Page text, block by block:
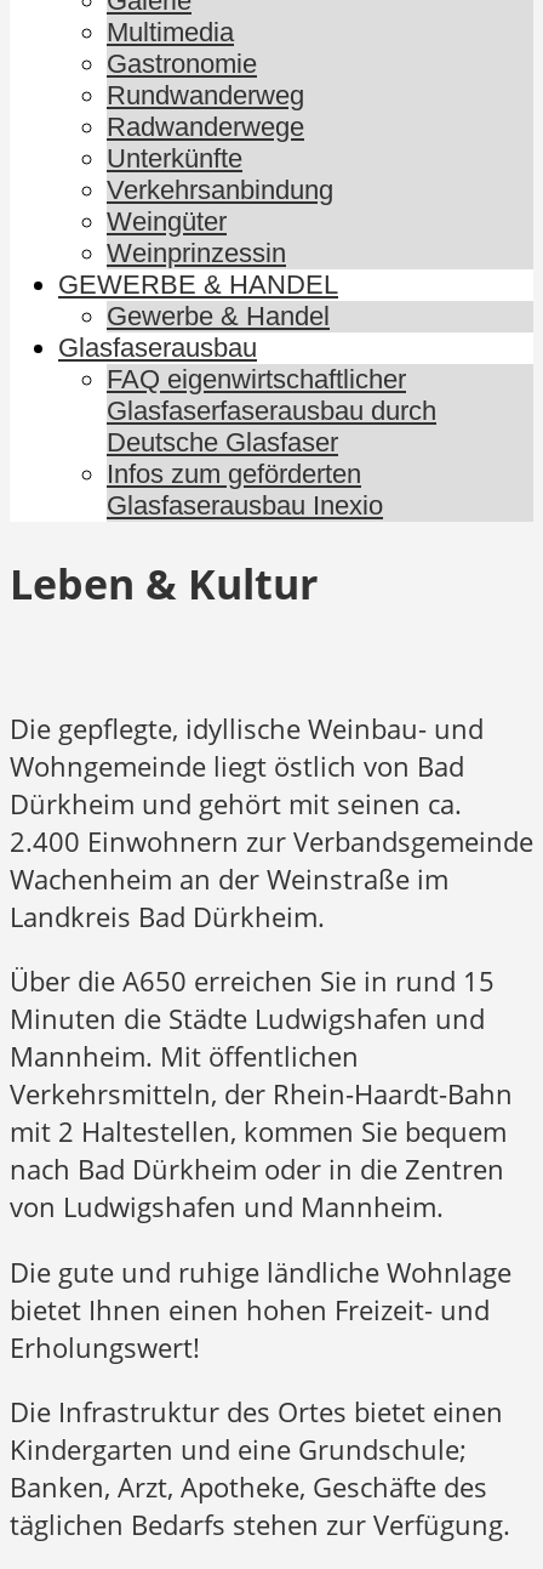
Multimedia
Gastronomie
Rundwanderweg
Radwanderwege
Unterkünfte
Verkehrsanbindung
Weingüter
Weinprinzessin
GEWERBE & HANDEL
Gewerbe & Handel
Glasfaserausbau
FAQ eigenwirtschaftlicher
Glasfaserfaserausbau durch
Deutsche Glasfaser
Infos zum geförderten
Glasfaserausbau Inexio
Leben & Kultur
Die gepflegte, idyllische Weinbau- und
Wohngemeinde liegt östlich von Bad
Dürkheim und gehört mit seinen ca.
2.400 Einwohnern zur Verbandsgemeinde
Wachenheim an der Weinstraße im
Landkreis Bad Dürkheim.
Über die A650 erreichen Sie in rund 15
Minuten die Städte Ludwigshafen und
Mannheim. Mit öffentlichen
Verkehrsmitteln, der Rhein-Haardt-Bahn
mit 2 Haltestellen, kommen Sie bequem
nach Bad Dürkheim oder in die Zentren
von Ludwigshafen und Mannheim.
Die gute und ruhige ländliche Wohnlage
bietet Ihnen einen hohen Freizeit- und
Erholungswert!
Die Infrastruktur des Ortes bietet einen
Kindergarten und eine Grundschule;
Banken, Arzt, Apotheke, Geschäfte des
täglichen Bedarfs stehen zur Verfügung.